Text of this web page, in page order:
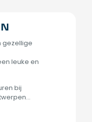
gezellige
leuke en
bij